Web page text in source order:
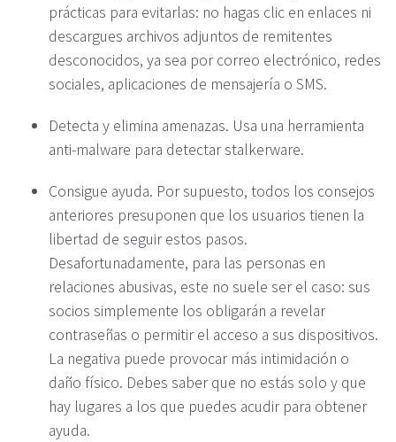
prácticas para evitarlas: no hagas clic en enlaces ni
descargues archivos adjuntos de remitentes
desconocidos, ya sea por correo electrónico, redes
sociales, aplicaciones de mensajería o SMS.
Detecta y elimina amenazas. Usa una herramienta
anti-malware para detectar stalkerware.
Consigue ayuda. Por supuesto, todos los consejos
anteriores presuponen que los usuarios tienen la
libertad de seguir estos pasos.
Desafortunadamente, para las personas en
relaciones abusivas, este no suele ser el caso: sus
socios simplemente los obligarán a revelar
contraseñas o permitir el acceso a sus dispositivos.
La negativa puede provocar más intimidación o
daño físico. Debes saber que no estás solo y que
hay lugares a los que puedes acudir para obtener
ayuda.